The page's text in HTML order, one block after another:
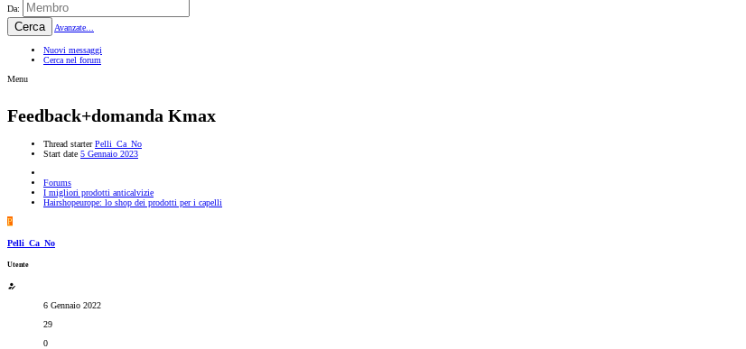
Da:
Cerca Avanzate...
Nuovi messaggi
Cerca nel forum
Menu
Feedback+domanda Kmax
Thread starter Pelli_Ca_No
Start date 5 Gennaio 2023
Forums
I migliori prodotti anticalvizie
Hairshopeurope: lo shop dei prodotti per i capelli
P
Pelli_Ca_No
Utente
6 Gennaio 2022
29
0